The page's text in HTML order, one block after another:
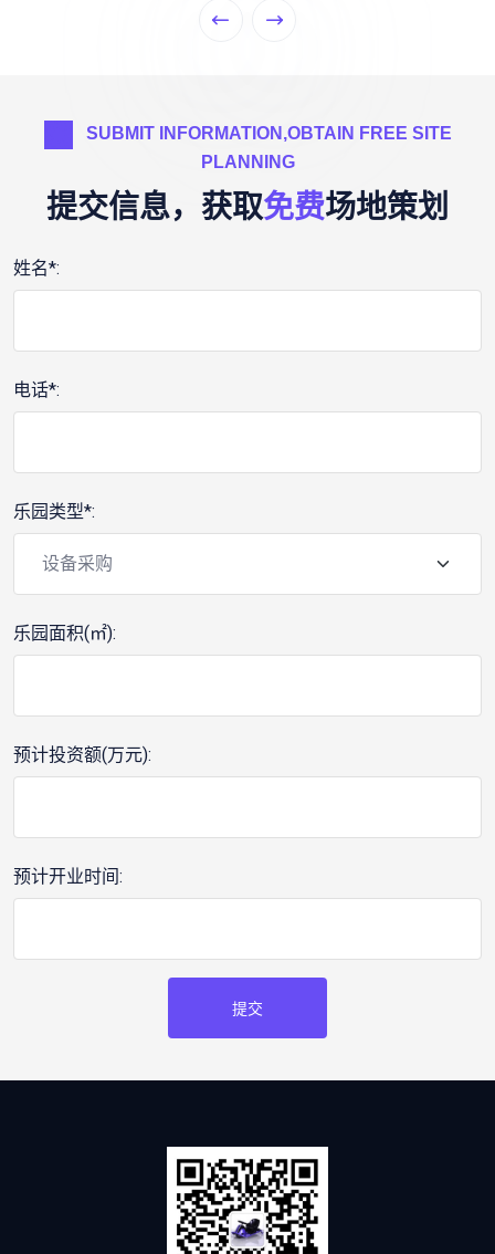
SUBMIT INFORMATION,OBTAIN FREE SITE
PLANNING
提交信息，获取免费场地策划
姓名*:
电话*:
乐园类型*:
乐园面积(㎡):
预计投资额(万元):
预计开业时间:
提交